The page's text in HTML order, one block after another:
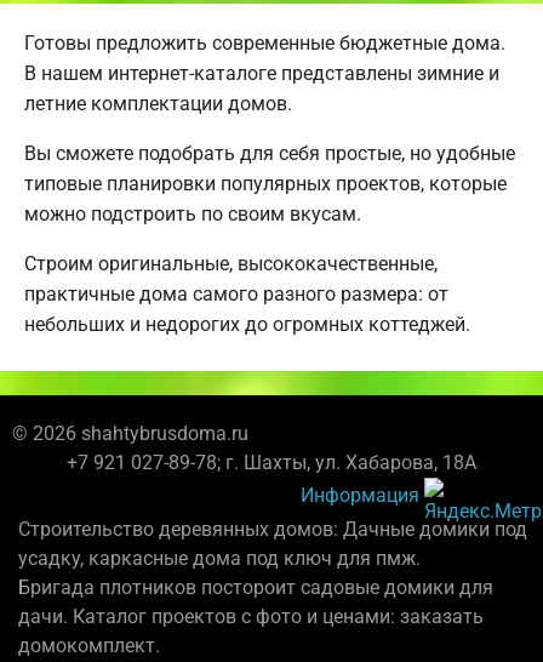
Готовы предложить современные бюджетные дома.
В нашем интернет-каталоге представлены зимние и
летние комплектации домов.
Вы сможете подобрать для себя простые, но удобные
типовые планировки популярных проектов, которые
можно подстроить по своим вкусам.
Строим оригинальные, высококачественные,
практичные дома самого разного размера: от
небольших и недорогих до огромных коттеджей.
© 2026 shahtybrusdoma.ru
+7 921 027-89-78; г. Шахты, ул. Хабарова, 18А
Информация
Строительство деревянных домов: Дачные домики под
усадку, каркасные дома под ключ для пмж.
Бригада плотников постороит садовые домики для
дачи. Каталог проектов с фото и ценами: заказать
домокомплект.